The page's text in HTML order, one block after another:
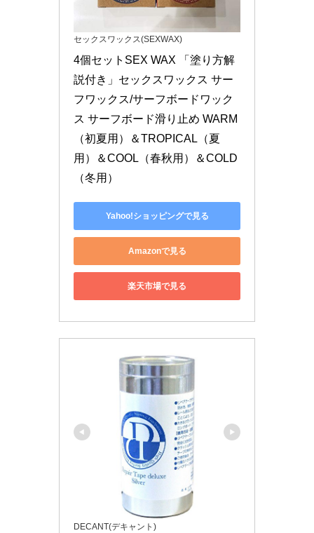
セックスワックス(SEXWAX)
4個セットSEX WAX 「塗り方解
説付き」セックスワックス サー
フワックス/サーフボードワック
ス サーフボード滑り止め WARM
（初夏用）＆TROPICAL（夏
用）＆COOL（春秋用）＆COLD
（冬用）
Yahoo!ショッピングで見る
Amazonで見る
楽天市場で見る
DECANT(デキャント)